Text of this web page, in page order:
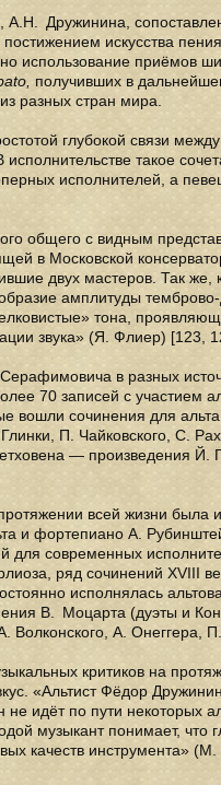
Дружинина,
искусства
использование приёмов
получивших в
разных стран мира.
глубокой связи
такое
исполнителей, а
общего с видным
в Московской
двух мастеров. Так же,
амплитуды
тона,
звука» (Я. Флиер) [123,
в разных
70 записей с участием
вошли сочинения для
П. Чайковского, С.
— произведения
всей жизни была
и фортепиано А.
для современных
ряд сочинений XVIII
исполнялась
В. Моцарта (дуэты и
А. Онеггера,
критиков на
«Альтист Фёдор
идёт по пути некоторых
музыкант понимает, что
качеств инструмента» (М.